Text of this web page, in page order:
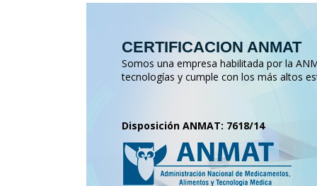
CERTIFICACION ANMAT
Somos una empresa habilitada por la
tecnologías y cumple con los más altos
Disposición ANMAT: 7618/14